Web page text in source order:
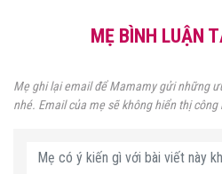
MẸ BÌNH LUẬN
Mẹ ghi lại email để Mamamy gửi những
nhé. Email của mẹ sẽ không hiển thị công